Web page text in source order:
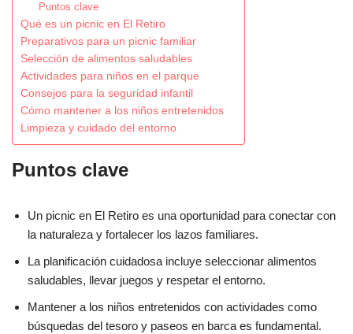
Puntos clave
Qué es un picnic en El Retiro
Preparativos para un picnic familiar
Selección de alimentos saludables
Actividades para niños en el parque
Consejos para la seguridad infantil
Cómo mantener a los niños entretenidos
Limpieza y cuidado del entorno
Puntos clave
Un picnic en El Retiro es una oportunidad para conectar con
la naturaleza y fortalecer los lazos familiares.
La planificación cuidadosa incluye seleccionar alimentos
saludables, llevar juegos y respetar el entorno.
Mantener a los niños entretenidos con actividades como
búsquedas del tesoro y paseos en barca es fundamental.